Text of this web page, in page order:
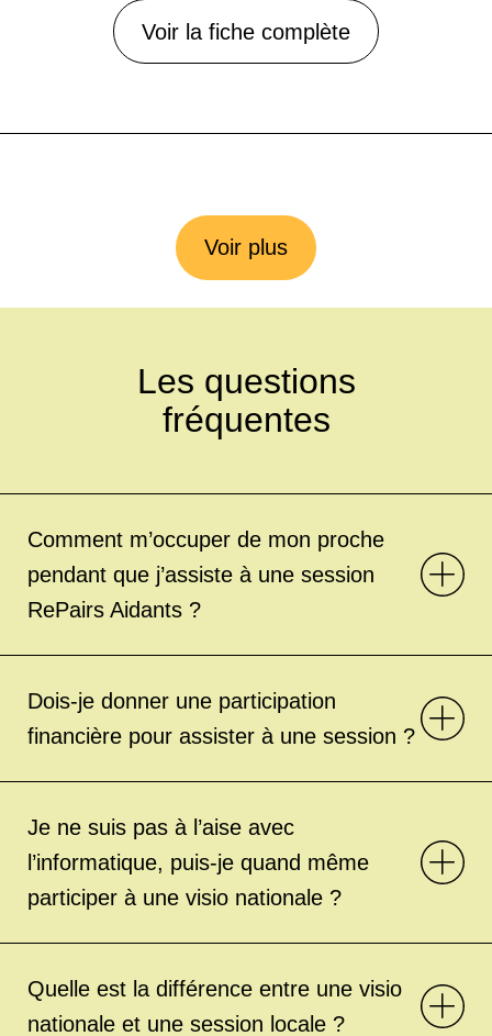
Voir la fiche complète
Voir plus
Les questions
fréquentes
Comment m’occuper de mon proche
pendant que j’assiste à une session
RePairs Aidants ?
Dois-je donner une participation
financière pour assister à une session ?
Je ne suis pas à l’aise avec
l’informatique, puis-je quand même
participer à une visio nationale ?
Quelle est la différence entre une visio
nationale et une session locale ?